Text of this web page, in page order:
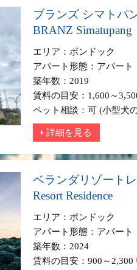
ブランズ シマトパ
BRANZ Simatupang
エリア：ポンドック
アパート形態：アパート
築年数：2019
賃料の目安：1,600～
ペット相談：可 (小型犬
詳細を見る
ベランダリゾート
Resort Residence
エリア：ポンドック
アパート形態：アパート
築年数：2024
賃料の目安：900～2,300